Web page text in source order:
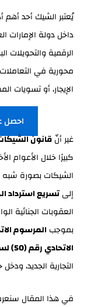
يُعتبر الشيك أحد أهم
داخل دولة الإمارات
الرقمية والتحويلات
محورية في
الإيجار، أو تسويات
احصل
غير أنّقانون
كبيرًا خلال الأعوام
الشيكات بصورة
إلىتسريع استرداد
العقوبات الجنائية
بموجب المرسوم الاتحادي
الاتحادي رقم (50) لسنة 2022
التجارية الجديد، ودخل
في هذا المقال